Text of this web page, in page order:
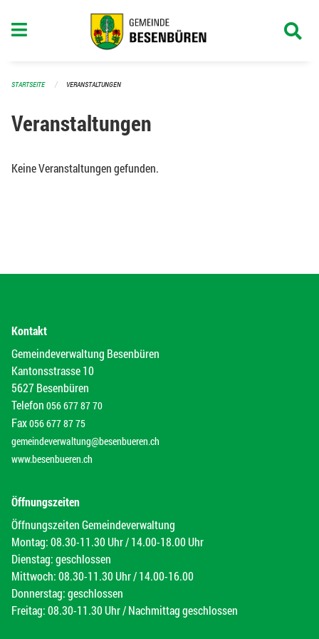
STARTSEITE VERANSTALTUNGEN
Veranstaltungen
Keine Veranstaltungen gefunden.
Kontakt
Gemeindeverwaltung Besenbüren
Kantonsstrasse 10
5627 Besenbüren
Telefon 056 677 87 70
Fax056 677 87 75
gemeindeverwaltung@besenbueren.ch
www.besenbueren.ch
Öffnungszeiten
Öffnungszeiten Gemeindeverwaltung
Montag: 08.30-11.30 Uhr / 14.00-18.00 Uhr
Dienstag: geschlossen
Mittwoch: 08.30-11.30 Uhr / 14.00-16.00
Donnerstag: geschlossen
Freitag: 08.30-11.30 Uhr / Nachmittag geschlossen